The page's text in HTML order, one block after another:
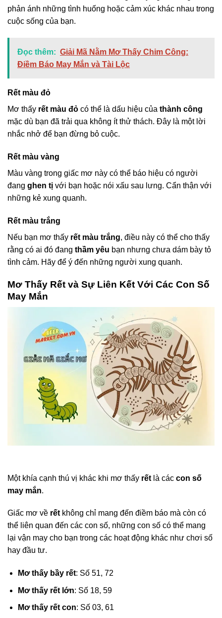
phản ánh những tình huống hoặc cảm xúc khác nhau trong
cuộc sống của bạn.
Đọc thêm: Giải Mã Nằm Mơ Thấy Chim Công:
Điềm Báo May Mắn và Tài Lộc
Rết màu đỏ
Mơ thấy rết màu đỏ có thể là dấu hiệu của thành công
mặc dù bạn đã trải qua không ít thử thách. Đây là một lời
nhắc nhở để bạn đừng bỏ cuộc.
Rết màu vàng
Màu vàng trong giấc mơ này có thể báo hiệu có người
đang ghen tị với bạn hoặc nói xấu sau lưng. Cẩn thận với
những kẻ xung quanh.
Rết màu trắng
Nếu bạn mơ thấy rết màu trắng, điều này có thể cho thấy
rằng có ai đó đang thầm yêu bạn nhưng chưa dám bày tỏ
tình cảm. Hãy để ý đến những người xung quanh.
Mơ Thấy Rết và Sự Liên Kết Với Các Con Số
May Mắn
Một khía cạnh thú vị khác khi mơ thấy rết là các con số
may mắn.
Giấc mơ về rết không chỉ mang đến điềm báo mà còn có
thể liên quan đến các con số, những con số có thể mang
lại vận may cho bạn trong các hoạt động khác như chơi số
hay đầu tư.
Mơ thấy bầy rết: Số 51, 72
Mơ thấy rết lớn: Số 18, 59
Mơ thấy rết con: Số 03, 61